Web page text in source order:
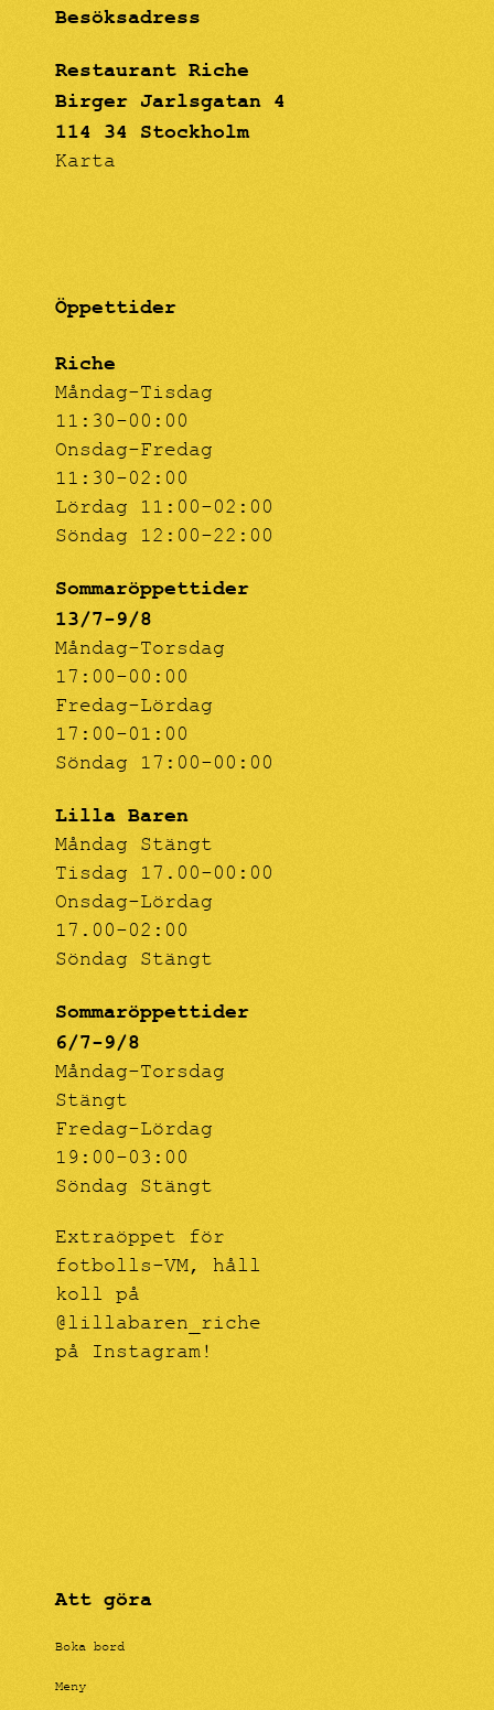
Öppettider
Riche
Måndag-Tisdag
11:30-00:00
Onsdag-Fredag
11:30-02:00
Lördag 11:00-02:00
Söndag 12:00-22:00
Sommaröppettider
13/7-9/8
Måndag-Torsdag
17:00-00:00
Fredag-Lördag
17:00-01:00
Söndag 17:00-00:00
Lilla Baren
Måndag Stängt
Tisdag 17.00-00:00
Onsdag-Lördag
17.00-02:00
Söndag Stängt
Sommaröppettider
6/7-9/8
Måndag-Torsdag
Stängt
Fredag-Lördag
19:00-03:00
Söndag Stängt
Extraöppet för
fotbolls-VM, håll
koll på
@lillabaren_riche
på Instagram!
Att göra
Boka bord
Meny
Besöksadress
Restaurant Riche
Birger Jarlsgatan 4
114 34 Stockholm
Karta